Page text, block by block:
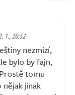
1., 20:52
nezmizí,
bylo by fajn,
tomu
jinak